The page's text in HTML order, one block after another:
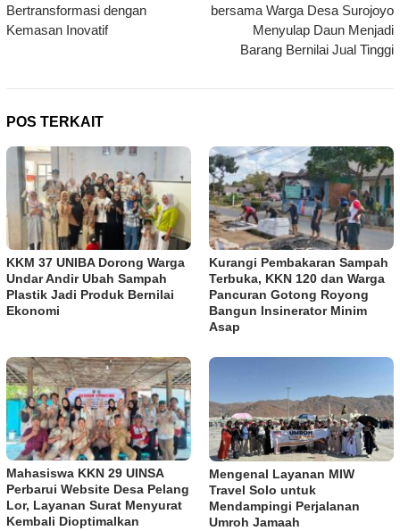
Bertransformasi dengan
Kemasan Inovatif
bersama Warga Desa Surojoyo
Menyulap Daun Menjadi
Barang Bernilai Jual Tinggi
POS TERKAIT
KKM 37 UNIBA Dorong Warga
Undar Andir Ubah Sampah
Plastik Jadi Produk Bernilai
Ekonomi
Kurangi Pembakaran Sampah
Terbuka, KKN 120 dan Warga
Pancuran Gotong Royong
Bangun Insinerator Minim
Asap
Mahasiswa KKN 29 UINSA
Perbarui Website Desa Pelang
Lor, Layanan Surat Menyurat
Kembali Dioptimalkan
Mengenal Layanan MIW
Travel Solo untuk
Mendampingi Perjalanan
Umroh Jamaah